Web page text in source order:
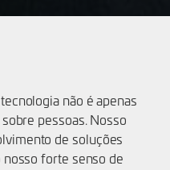
não é apenas
pessoas. Nosso
de soluções
forte senso de